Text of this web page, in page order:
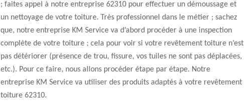
; faites appel à notre entreprise 62310 pour effectuer un démoussage et
un nettoyage de votre toiture. Très professionnel dans le métier ; sachez
que, notre entreprise KM Service va d’abord procéder à une inspection
complète de votre toiture ; cela pour voir si votre revêtement toiture n’est
pas détériorer (présence de trou, fissure, vos tuiles ne sont pas déplacées,
etc.). Pour ce faire, nous allons procéder étape par étape. Notre
entreprise KM Service va utiliser des produits adaptés à votre revêtement
toiture 62310.